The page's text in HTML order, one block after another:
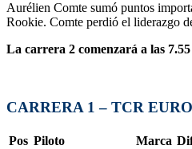
Aurélien Comte sumó puntos
Rookie. Comte perdió el liderazgo
La carrera 2 comenzará a las
CARRERA 1 – TCR
Pos Piloto Marca